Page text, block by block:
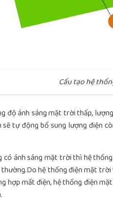
Cấu tạo hệ
độ ánh sáng mặt trời thấp,
tự động bổ sung lượng điện
có ánh sáng mặt trời thì hệ
hệ thống điện mặt
hợp mất điện, hệ thống điện